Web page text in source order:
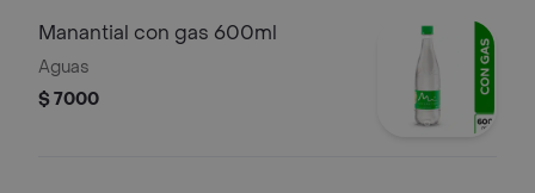
Manantial con gas 600ml
Aguas
$ 7000